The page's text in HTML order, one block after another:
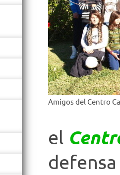
Amigos del Centro
el